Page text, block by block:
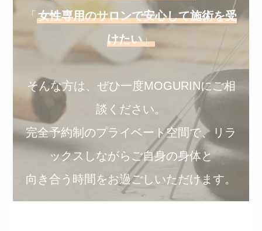
「 女性専用のサロンで安心して施術を受
けたい」
そんな方は、ぜひ一度MOGURINにご相
談ください。
完全予約制のプライベート空間で、リラ
ックスしながらご自身の身体と
向き合う時間をお過ごしいただけます。